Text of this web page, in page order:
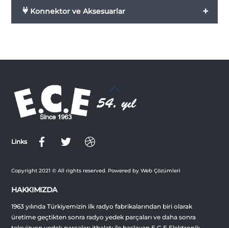
+
Konnektor ve Aksesuarlar
Back
Top
Links
Copyright 2021 © All rights reserved. Powered by Web Çözümleri
HAKKIMIZDA
1963 yılında Türkiyemizin ilk radyo fabrikalarından biri olarak
üretime geçtikten sonra radyo yedek parçaları ve daha sonra